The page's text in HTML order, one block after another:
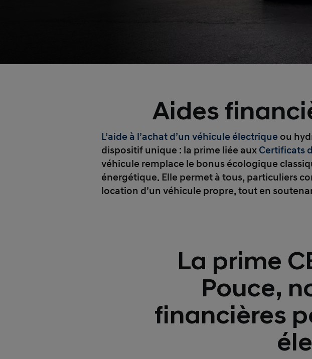
Aides
L’aide à l’achat d’un véhicule électrique ou
dispositif unique : la prime liée aux Certificats
véhicule remplace le bonus écologique
énergétique. Elle permet à tous, particuliers
location d’un véhicule propre, tout en
La prime
Pouce,
financières